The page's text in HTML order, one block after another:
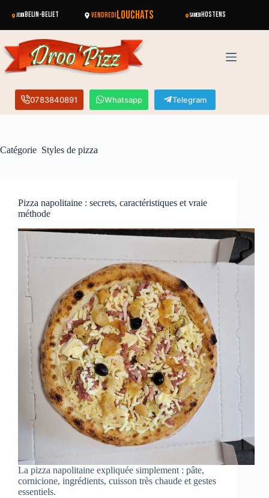
JEUDIBELIN-BÉLIET VENDREDILOUCHATS SAMEDI HOSTENS
0783840891 Whatsapp Telegram
Catégorie Styles de pizza
Pizza napolitaine : secrets, caractéristiques et vraie
méthode
La pizza napolitaine expliquée simplement : pâte,
cornicione, ingrédients, cuisson très chaude et gestes
essentiels.